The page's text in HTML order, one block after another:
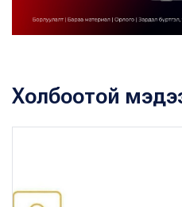
Холбоотой